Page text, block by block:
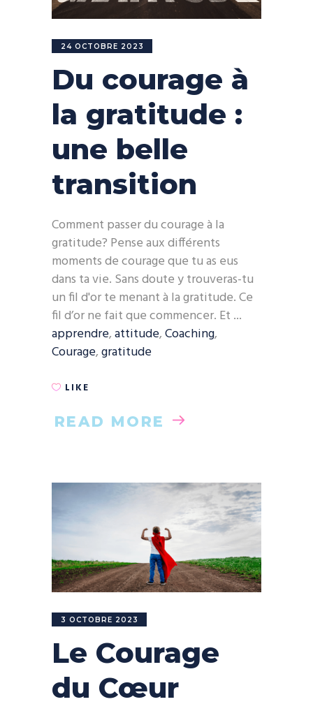
24 OCTOBRE 2023
Du courage à
la gratitude :
une belle
transition
Comment passer du courage à la
gratitude? Pense aux différents
moments de courage que tu as eus
dans ta vie. Sans doute y trouveras-tu
un fil d'or te menant à la gratitude. Ce
fil d’or ne fait que commencer. Et
apprendre,attitude,Coaching,
Courage,gratitude
LIKE
READ MORE
3 OCTOBRE 2023
Le Courage
du Cœur